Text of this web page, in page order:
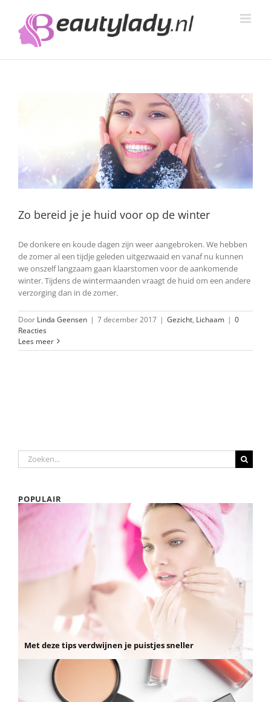
inhoud
Zo bereid je je huid voor op de winter
De donkere en koude dagen zijn weer aangebroken. We hebben
de zomer al een tijdje geleden uitgezwaaid en vanaf nu kunnen
we onszelf langzaam gaan klaarstomen voor de aankomende
winter. Tijdens de wintermaanden vraagt de huid om een andere
verzorging dan in de zomer.
Door Linda Geensen | 7 december 2017 | Gezicht, Lichaam | 0
Reacties
Lees meer
Zoeken
naar:
POPULAIR
Met deze tips verdwijnen je puistjes sneller